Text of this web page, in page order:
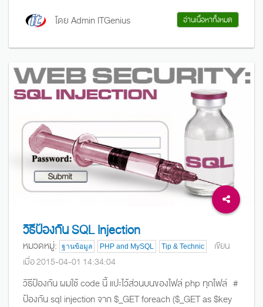
โดย Admin ITGenius อ่านเนื้อหาทั้งหมด
วิธีป้องกัน SQL Injection
หมวดหมู่: ฐานข้อมูล PHP and MySQL Tip & Technic
เขียน
เมื่อ 2015-04-01 14:34:04
วิธีป้องกัน ผมใช้ code นี้ แปะไว้ส่วนบนของไฟล์ php ทุกไฟล์ #
ป้องกัน sql injection จาก $_GET foreach ($_GET as $key